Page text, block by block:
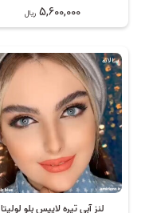
5,600,000 ریال
لنز آبی تیره لاپیس بلو لولیتا
سالانه